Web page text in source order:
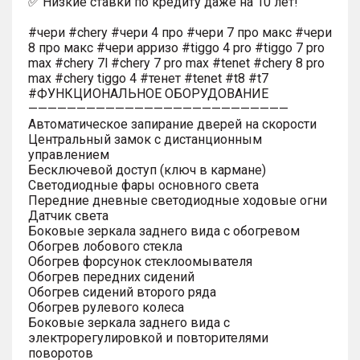
#чери #chery #чери 4 про #чери 7 про макс #чери
8 про макс #чери арризо #tiggo 4 pro #tiggo 7 pro
max #chery 7l #chery 7 pro max #tenet #chery 8 pro
max #chery tiggo 4 #тенет #tenet #t8 #t7
#ФУНКЦИОНАЛЬНОЕ ОБОРУДОВАНИЕ
———————————————————————————
Автоматическое запирание дверей на скорости
Центральный замок с дистанционным
управлением
Бесключевой доступ (ключ в кармане)
Светодиодные фары основного света
Передние дневные светодиодные ходовые огни
Датчик света
Боковые зеркала заднего вида с обогревом
Обогрев лобового стекла
Обогрев форсунок стеклоомывателя
Обогрев передних сидений
Обогрев сидений второго ряда
Обогрев рулевого колеса
Боковые зеркала заднего вида с
электрорегулировкой и повторителями
поворотов